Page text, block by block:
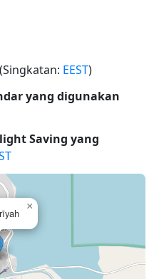
(Singkatan: EEST)
yang digunakan
Saving yang
×